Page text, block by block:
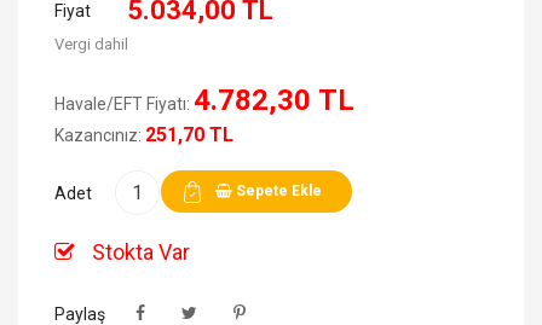
Fiyat 5.034,00 TL
Vergi dahil
Havale/EFT Fiyatı: 4.782,30 TL
Kazancınız: 251,70 TL
Adet Sepete Ekle
Stokta Var
Paylaş